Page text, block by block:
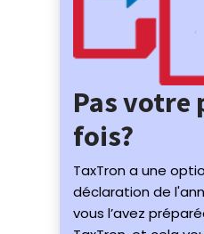
Pas votre
fois?
TaxTron a une
déclaration de
vous l’avez